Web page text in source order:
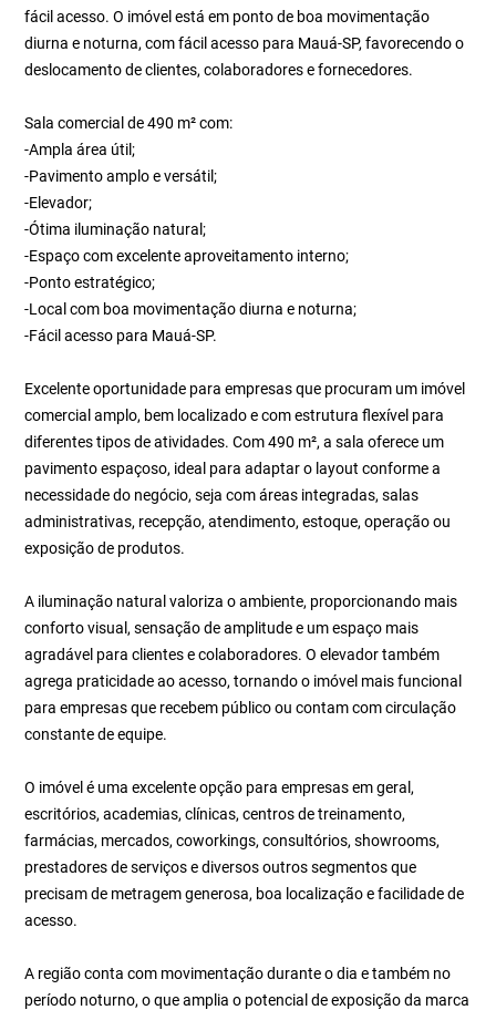
fácil acesso. O imóvel está em ponto de boa movimentação
diurna e noturna, com fácil acesso para Mauá-SP, favorecendo o
deslocamento de clientes, colaboradores e fornecedores.
Sala comercial de 490 m² com:
-Ampla área útil;
-Pavimento amplo e versátil;
-Elevador;
-Ótima iluminação natural;
-Espaço com excelente aproveitamento interno;
-Ponto estratégico;
-Local com boa movimentação diurna e noturna;
-Fácil acesso para Mauá-SP.
Excelente oportunidade para empresas que procuram um imóvel
comercial amplo, bem localizado e com estrutura flexível para
diferentes tipos de atividades. Com 490 m², a sala oferece um
pavimento espaçoso, ideal para adaptar o layout conforme a
necessidade do negócio, seja com áreas integradas, salas
administrativas, recepção, atendimento, estoque, operação ou
exposição de produtos.
A iluminação natural valoriza o ambiente, proporcionando mais
conforto visual, sensação de amplitude e um espaço mais
agradável para clientes e colaboradores. O elevador também
agrega praticidade ao acesso, tornando o imóvel mais funcional
para empresas que recebem público ou contam com circulação
constante de equipe.
O imóvel é uma excelente opção para empresas em geral,
escritórios, academias, clínicas, centros de treinamento,
farmácias, mercados, coworkings, consultórios, showrooms,
prestadores de serviços e diversos outros segmentos que
precisam de metragem generosa, boa localização e facilidade de
acesso.
A região conta com movimentação durante o dia e também no
período noturno, o que amplia o potencial de exposição da marca